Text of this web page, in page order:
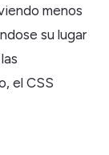
menos
su lugar
el CSS